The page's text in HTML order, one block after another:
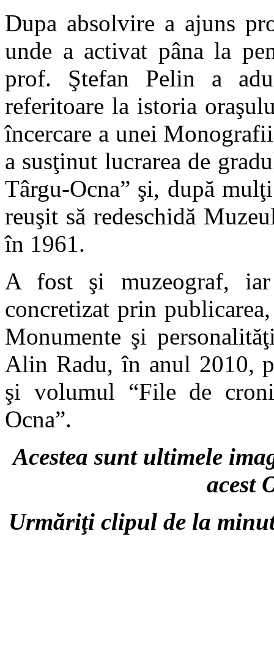
Dupa absolvire a ajuns
unde a activat pâna la
prof. Ştefan Pelin a
referitoare la istoria
încercare a unei
a susţinut lucrarea de
Târgu-Ocna” şi, după
reuşit să redeschidă
în 1961.
A fost şi muzeograf,
concretizat prin
Monumente şi
Alin Radu, în anul 2010,
şi volumul “File de
Ocna”.
Acestea sunt ultimele
acest
Urmăriţi clipul de la